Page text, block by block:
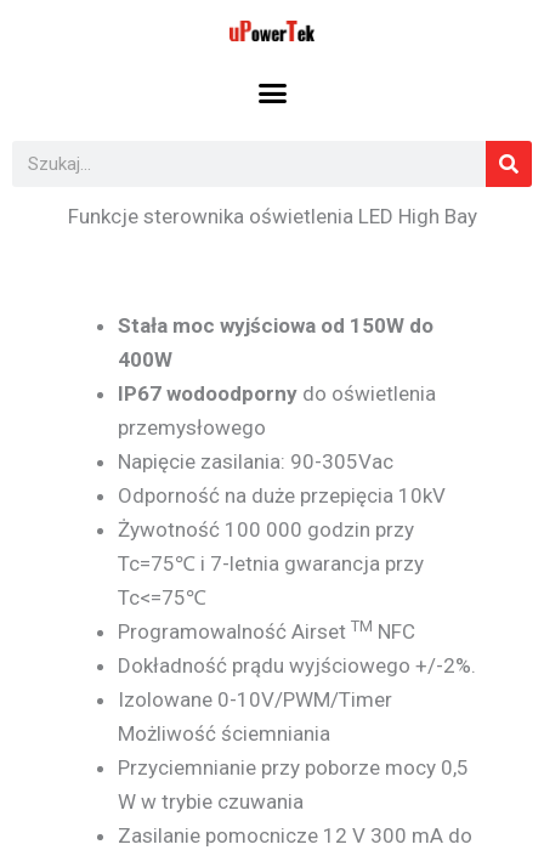
Szukaj
Funkcje sterownika oświetlenia LED High Bay
Stała moc wyjściowa od 150W do
400W
IP67 wodoodpornydo oświetlenia
przemysłowego
Napięcie zasilania: 90-305Vac
Odporność na duże przepięcia 10kV
Żywotność 100 000 godzin przy
Tc=75℃ i 7-letnia gwarancja przy
Tc<=75℃
Programowalność Airset TM NFC
Dokładność prądu wyjściowego +/-2%.
Izolowane 0-10V/PWM/Timer
Możliwość ściemniania
Przyciemnianie przy poborze mocy 0,5
W w trybie czuwania
Zasilanie pomocnicze 12 V 300 mA do